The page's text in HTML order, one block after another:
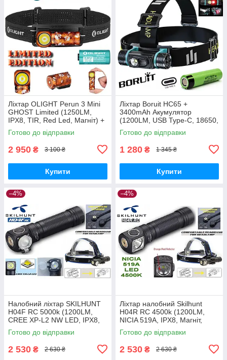
Ліхтар OLIGHT Perun 3 Mini
GHOST Limited (1250LM,
IPX8, TIR, Red Led, Магніт) +
Акумулятор 16340 650mAh
Готово до відправки
2 950 ₴ 3 100 ₴
Купити
Ліхтар Boruit HC65 +
3400mAh Акумулятор
(1200LM, USB Type-C, 18650,
IPX6, Red Light)
Готово до відправки
1 280 ₴ 1 345 ₴
Купити
–4%
Налобний ліхтар SKILHUNT
H04F RC 5000k (1200LM,
CREE XP-L2 NW LED, IPX8,
Магніт, TIR + плоске скло)
Готово до відправки
2 530 ₴ 2 630 ₴
–4%
Ліхтар налобний Skilhunt
H04R RC 4500k (1200LM,
NICIA 519A, IPX8, Магніт,
Плоске скло)
Готово до відправки
2 530 ₴ 2 630 ₴